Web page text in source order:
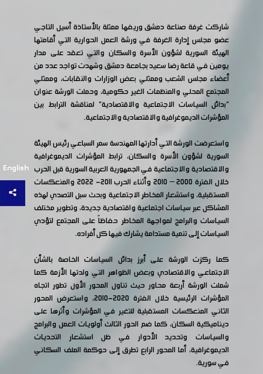
English
شاركت غرفة صناعة دمشق وريفها ممثلة بالأستاذة أسيل التاجي
عضو مجلس إدارة الغرفة في ورشة العمل الحوارية التي أقامتها
الهيئة السورية لشؤون الأسرة والسكان والتي تعقد على مدار
يومين في قاعة رضا سعيد بجامعة دمشق وشهدت تواجد عدد من
أعضاء مجلس الشعب وممثلي بعض الوزارات والنقابات، وممثلي
المجتمع المحلي والمنظمات الغير حكومية، وحملت الورشة عنوان
"بدائل السياسات الاجتماعية والاقتصادية" لمناقشة الترابط بين
المؤشرات الديموغرافية والاقتصادية والاجتماعية.
واستعرضت الورشة التي أدارتها المهندسة سمر السباعي رئيس الهيئة
السورية لشؤون الأسرة والسكان، ترابط المؤشرات الديموغرافية
والاقتصادية والاجتماعية في الجمهورية العربية السورية قبل الحرب
خلال الفترة 2000 – 2010 وأثناء الحرب 2011- 2022 والمنعكسات
المستقبلية، واستشعار المخاطر الاجتماعية وبحث سبل التصدي لهذه
المشاكل عبر سياسات اجتماعية واقتصادية جديدة، وتطوير مختلف
السياسات والبرامج لمواجهة المخاطر حفاظاً على المجتمع لتؤدي
السياسات إلى تنمية مستدامة يشارك فيها كل أفراده.
كما ركزت الورشة على أبرز بدائل السياسات الخاصة بالشأن
الاجتماعي والاقتصادي وبعض الظواهر التي ولدتها الأزمة كما
شملت الورشة أربعة محاور حيث تناول المحور الأول تطور اتجاه
المؤشرات الرئيسية خلال الفترة 2020-2010، واستعرض المحور
الثاني المنعكسات المستقبلية للتغير في المؤشرات وأثرها على
ديناميكية السكان، كما ضم الحور الثالث أولويات العمل والبرامج
والسياسات وتحديد الأدوار في ظل استشعار التحديات
الديموغرافية، أما المحور الرابع تطرق إلى حوكمة الملف السكاني
في سورية.